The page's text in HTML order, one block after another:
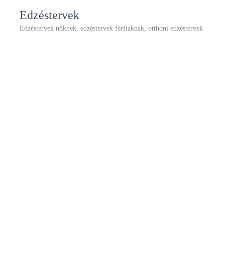
Edzéstervek
Edzéstervek nőknek, edzéstervek férfiaknak, otthoni edzéstervek